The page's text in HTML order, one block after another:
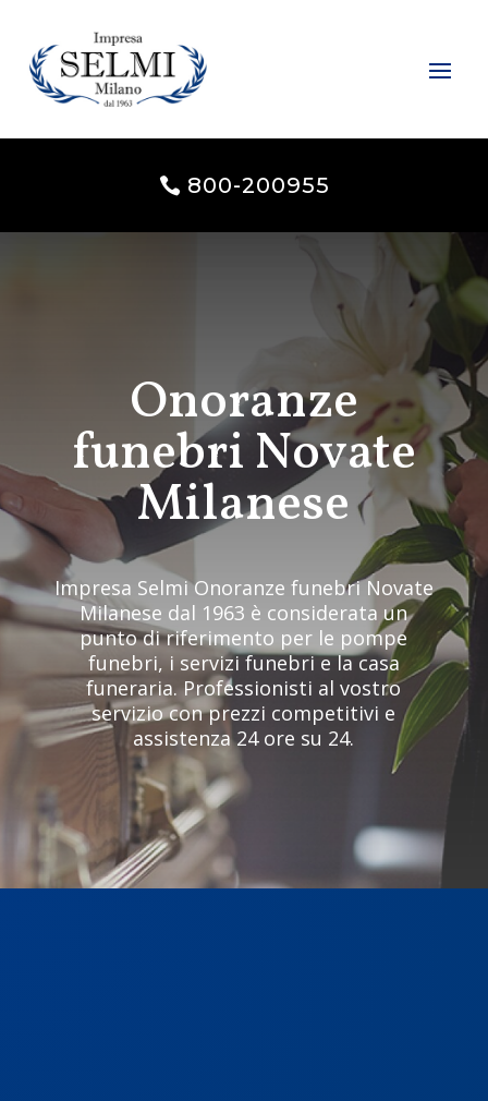
800-200955
Onoranze
funebri Novate
Milanese
Impresa Selmi Onoranze funebri Novate
Milanese dal 1963 è considerata un
punto di riferimento per le pompe
funebri, i servizi funebri e la casa
funeraria. Professionisti al vostro
servizio con prezzi competitivi e
assistenza 24 ore su 24.